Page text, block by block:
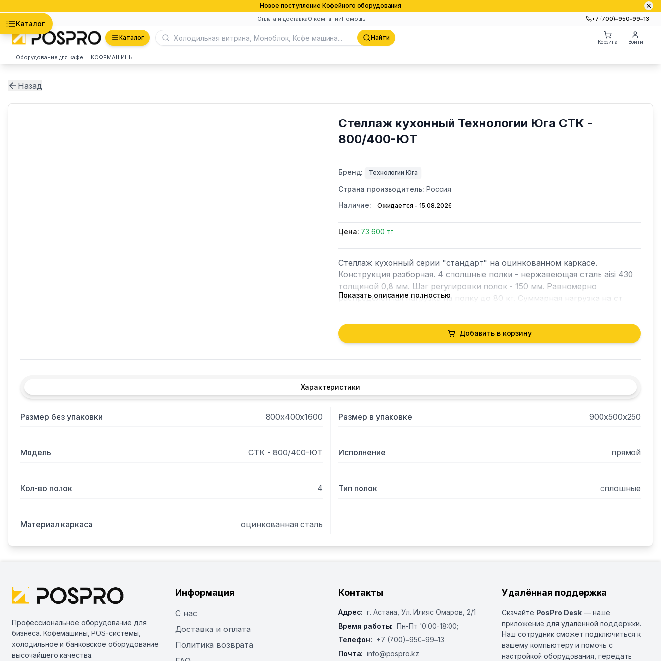
Новое поступление Кофейного оборудования
Оплата и доставкаО компанииПомощь +7 (700)‒950‒99‒13
Каталог
Каталог Найти
Корзина Войти
Оборудование для кафе КОФЕМАШИНЫ
Назад
Стеллаж кухонный Технологии Юга СТК -
800/400-ЮТ
Бренд: Технологии Юга
Страна производитель: Россия
Наличие:
Ожидается - 15.08.2026
Цена: 73 600 тг
Стеллаж кухонный серии "стандарт" на оцинкованном каркасе.
Конструкция разборная. 4 сполшные полки - нержавеющая сталь aisi 430
толщиной 0,8 мм. Шаг регулировки полок - 150 мм. Равномерно
распределенная нагрузка на полку до 80 кг. Суммарная нагрузка на ст
Показать описание полностью
Добавить в корзину
Характеристики
Размер без упаковки 800х400х1600 Размер в упаковке 900х500х250
Модель СТК - 800/400-ЮТ Исполнение прямой
Кол-во полок 4 Тип полок сплошные
Материал каркаса оцинкованная сталь
Профессиональное оборудование для
бизнеса. Кофемашины, POS-системы,
холодильное и банковское оборудование
высочайшего качества.
Информация
О нас
Доставка и оплата
Политика возврата
Контакты
Адрес: г. Астана, ​Ул. Илияс Омаров, 2/1
Время работы: Пн-Пт 10:00-18:00;
Телефон: +7 (700)‒950‒99‒13
Почта: info@pospro.kz
Удалённая поддержка
Скачайте PosPro Desk — наше
приложение для удалённой поддержки.
Наш сотрудник сможет подключиться к
вашему компьютеру и помочь с
настройкой оборудования, передать